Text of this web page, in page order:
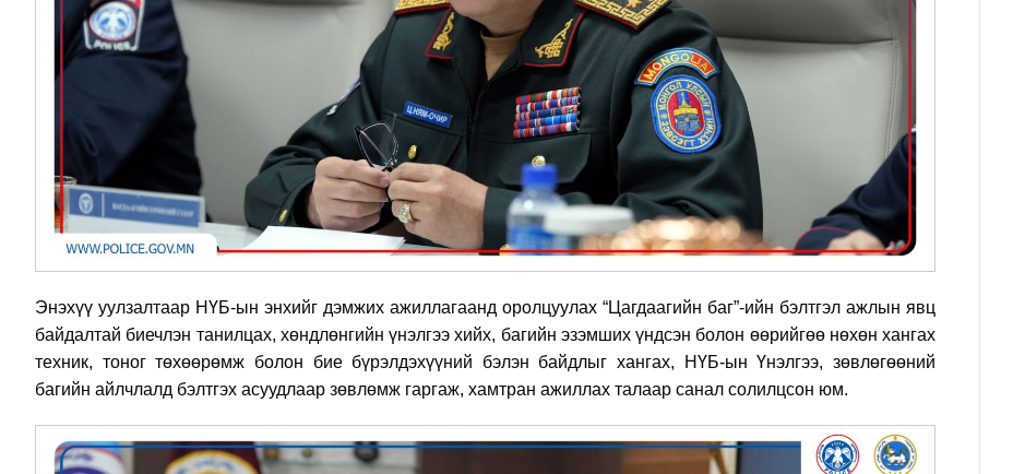
Энэхүү уулзалтаар НҮБ-ын энхийг дэмжих ажиллагаанд оролцуулах “Цагдаагийн баг”-ийн бэлтгэл ажлын явц
байдалтай биечлэн танилцах, хөндлөнгийн үнэлгээ хийх, багийн эзэмших үндсэн болон өөрийгөө нөхөн хангах
техник, тоног төхөөрөмж болон бие бүрэлдэхүүний бэлэн байдлыг хангах, НҮБ-ын Үнэлгээ, зөвлөгөөний
багийн айлчлалд бэлтгэх асуудлаар зөвлөмж гаргаж, хамтран ажиллах талаар санал солилцсон юм.